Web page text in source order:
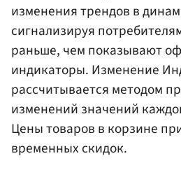
изменения трендов в
сигнализируя
раньше, чем показывают
индикаторы. Изменение
рассчитывается методом
изменений значений
Цены товаров в корзине
временных скидок.